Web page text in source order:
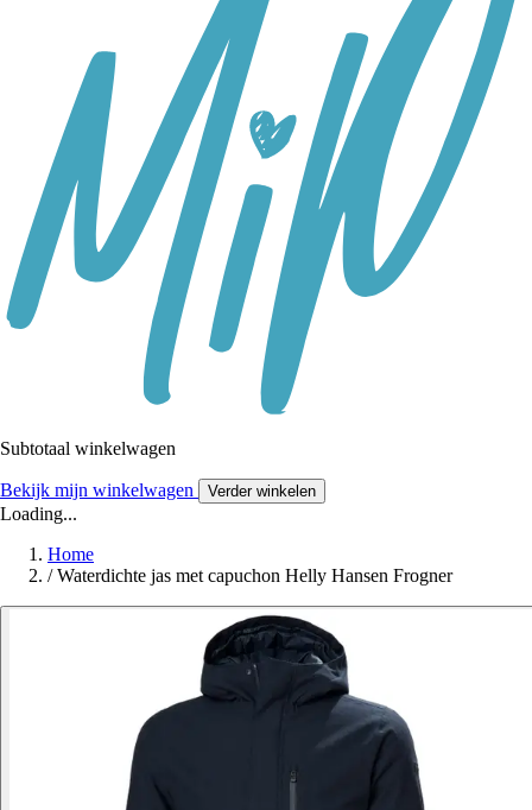
Subtotaal winkelwagen
Bekijk mijn winkelwagen Verder winkelen
Loading...
Home
/ Waterdichte jas met capuchon Helly Hansen Frogner